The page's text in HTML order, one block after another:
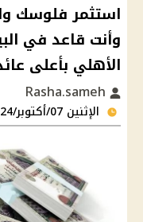
وأنت قاعد في
الأهلي بأعلى
الإثنين 07/أكتوبر/2024 - 11:53 م